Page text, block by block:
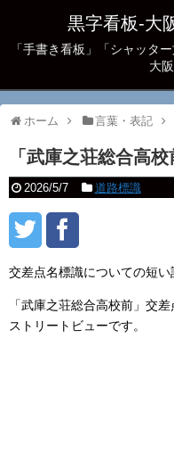
黒字看板‐大
「手書き看板」「シャッタ
大
ホーム 言葉・表記
「武庫之荘総合高
2026/5/7 道路標識
交差点名標識についての短い
「武庫之荘総合高校前」交
ストリートビューです。